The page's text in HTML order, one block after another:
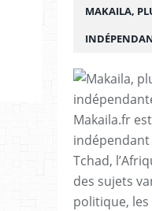
MAKAILA,
Makaila.fr
indépendant
Tchad,
des sujets
politique,